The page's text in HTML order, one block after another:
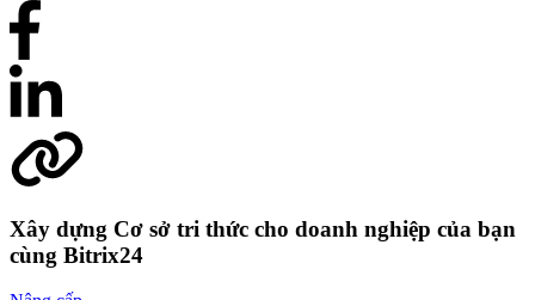
Xây dựng Cơ sở tri thức cho doanh nghiệp của bạn
cùng Bitrix24